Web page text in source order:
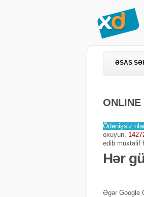
ƏSAS
ONLINE
Ödənişsiz
oxuyun,
edib müxtəlif
Hər
Əgər Google